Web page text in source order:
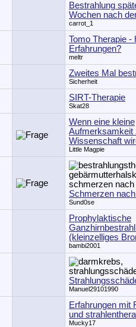
Bestrahlung
Wochen nach
carrot_1
Tomo Therapie -
Erfahrungen?
meltr
Zweites Mal
Sicherheit
SIRT-Therapie
Skat28
Wenn eine kleine
Aufmerksamkeit
Wissenschaft
Little Magpie
Schmerzen
Sund0se
Prophylaktische
(kleinzelliges
bambi2001
Manuel29101990
Erfahrungen mit
und
Mucky17